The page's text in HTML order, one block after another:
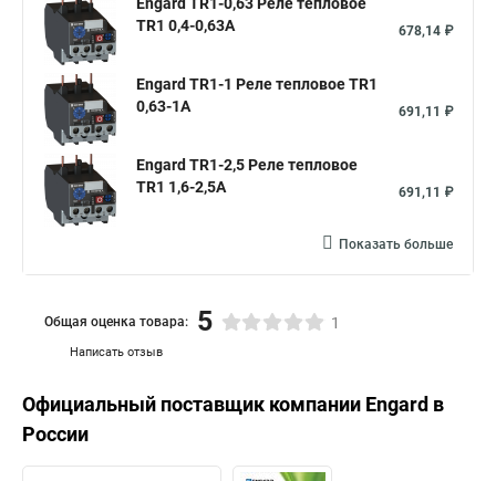
TR1 0,4-0,63A
678,14 ₽
Engard TR1-1 Реле тепловое TR1
0,63-1A
691,11 ₽
Engard TR1-2,5 Реле тепловое
TR1 1,6-2,5A
691,11 ₽
Показать больше
Написать отзыв
Общая оценка товара: 5 1
Официальный поставщик компании Engard в
России